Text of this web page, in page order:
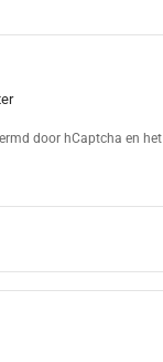
door hCaptcha en het